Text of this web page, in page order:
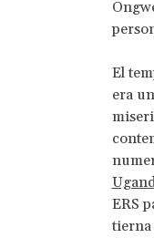
El
era
ERS
tierna